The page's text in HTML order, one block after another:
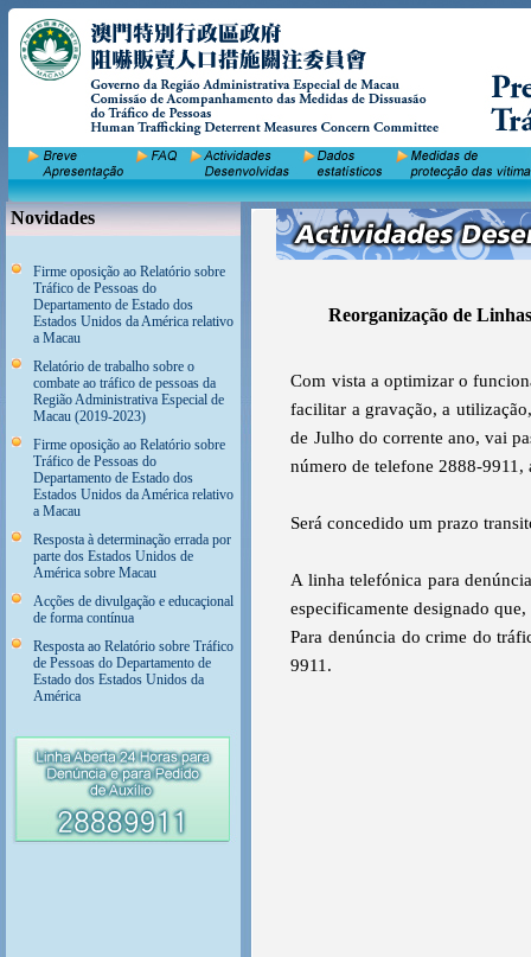
Novidades
Firme oposição ao Relatório sobre
Tráfico de Pessoas do
Departamento de Estado dos
Estados Unidos da América relativo
a Macau
Relatório de trabalho sobre o
combate ao tráfico de pessoas da
Região Administrativa Especial de
Macau (2019-2023)
Firme oposição ao Relatório sobre
Tráfico de Pessoas do
Departamento de Estado dos
Estados Unidos da América relativo
a Macau
Resposta à determinação errada por
parte dos Estados Unidos de
América sobre Macau
Acções de divulgação e educaçional
de forma contínua
Resposta ao Relatório sobre Tráfico
de Pessoas do Departamento de
Estado dos Estados Unidos da
América
Reorganização de
Com vista a optimizar o
facilitar a gravação, a
de Julho do corrente ano, vai
número de telefone 2888-
Será concedido um prazo
A linha telefónica para
especificamente designado
Para denúncia do crime do
9911.